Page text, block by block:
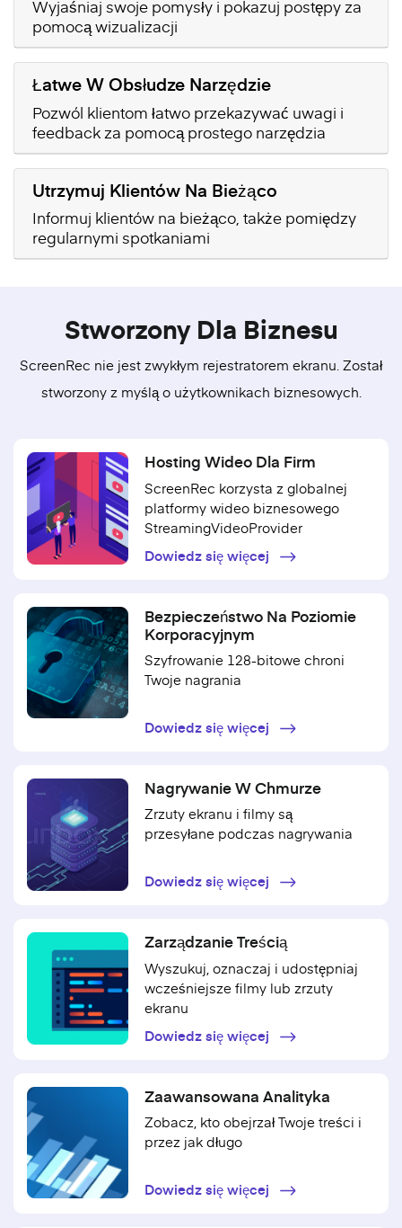
Wyjaśniaj swoje pomysły i pokazuj postępy za
pomocą wizualizacji
Łatwe W Obsłudze Narzędzie
Pozwól klientom łatwo przekazywać uwagi i
feedback za pomocą prostego narzędzia
Utrzymuj Klientów Na Bieżąco
Informuj klientów na bieżąco, także pomiędzy
regularnymi spotkaniami
Stworzony Dla Biznesu
ScreenRec nie jest zwykłym rejestratorem ekranu. Został
stworzony z myślą o użytkownikach biznesowych.
Hosting Wideo Dla Firm
ScreenRec korzysta z globalnej
platformy wideo biznesowego
StreamingVideoProvider
Dowiedz się więcej
Bezpieczeństwo Na Poziomie
Korporacyjnym
Szyfrowanie 128-bitowe chroni
Twoje nagrania
Dowiedz się więcej
Nagrywanie W Chmurze
Zrzuty ekranu i filmy są
przesyłane podczas nagrywania
Dowiedz się więcej
Zarządzanie Treścią
Wyszukuj, oznaczaj i udostępniaj
wcześniejsze filmy lub zrzuty
ekranu
Dowiedz się więcej
Zaawansowana Analityka
Zobacz, kto obejrzał Twoje treści i
przez jak długo
Dowiedz się więcej